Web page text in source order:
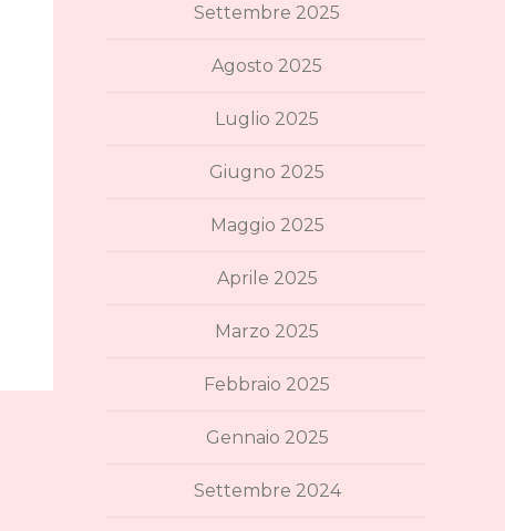
Settembre 2025
Agosto 2025
Luglio 2025
Giugno 2025
Maggio 2025
Aprile 2025
Marzo 2025
Febbraio 2025
Gennaio 2025
Settembre 2024